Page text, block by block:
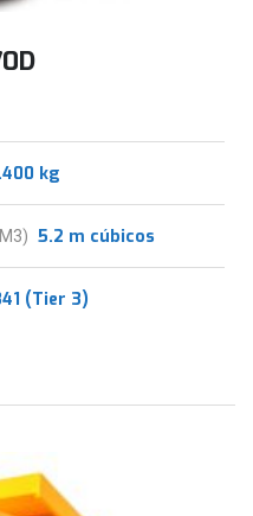
kg
5.2 m cúbicos
(Tier 3)